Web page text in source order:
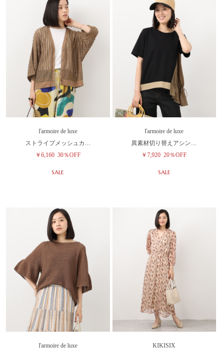
l'armoire de luxe
ストライプメッシュカ…
￥6,160 30％OFF
SALE
l'armoire de luxe
異素材切り替えアシン…
￥7,920 20％OFF
SALE
l'armoire de luxe
KIKISIX